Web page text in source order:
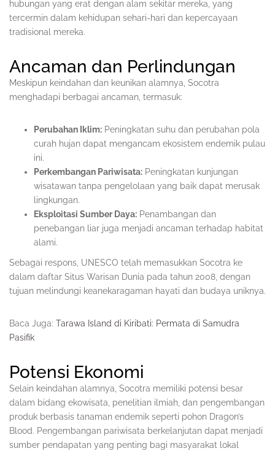
hubungan yang erat dengan alam sekitar mereka, yang
tercermin dalam kehidupan sehari-hari dan kepercayaan
tradisional mereka.
Ancaman dan Perlindungan
Meskipun keindahan dan keunikan alamnya, Socotra
menghadapi berbagai ancaman, termasuk:
Perubahan Iklim: Peningkatan suhu dan perubahan pola
curah hujan dapat mengancam ekosistem endemik pulau
ini.
Perkembangan Pariwisata: Peningkatan kunjungan
wisatawan tanpa pengelolaan yang baik dapat merusak
lingkungan.
Eksploitasi Sumber Daya: Penambangan dan
penebangan liar juga menjadi ancaman terhadap habitat
alami.
Sebagai respons, UNESCO telah memasukkan Socotra ke
dalam daftar Situs Warisan Dunia pada tahun 2008, dengan
tujuan melindungi keanekaragaman hayati dan budaya uniknya.
Baca Juga: Tarawa Island di Kiribati: Permata di Samudra
Pasifik
Potensi Ekonomi
Selain keindahan alamnya, Socotra memiliki potensi besar
dalam bidang ekowisata, penelitian ilmiah, dan pengembangan
produk berbasis tanaman endemik seperti pohon Dragon’s
Blood. Pengembangan pariwisata berkelanjutan dapat menjadi
sumber pendapatan yang penting bagi masyarakat lokal